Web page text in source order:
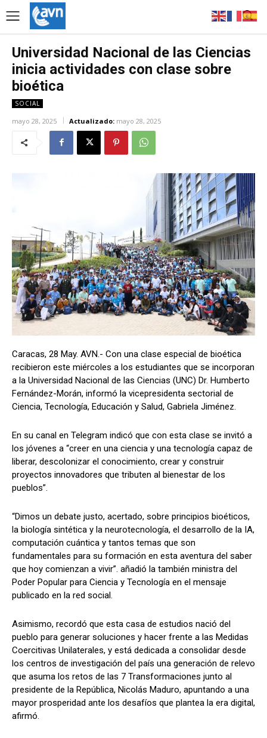
Universidad Nacional de las Ciencias
inicia actividades con clase sobre
bioética
SOCIAL
mayo 28, 2025 Actualizado: mayo 28, 2025
Caracas, 28 May. AVN.- Con una clase especial de bioética
recibieron este miércoles a los estudiantes que se incorporan
a la Universidad Nacional de las Ciencias (UNC) Dr. Humberto
Fernández-Morán, informó la vicepresidenta sectorial de
Ciencia, Tecnología, Educación y Salud, Gabriela Jiménez.
En su canal en Telegram indicó que con esta clase se invitó a
los jóvenes a “creer en una ciencia y una tecnología capaz de
liberar, descolonizar el conocimiento, crear y construir
proyectos innovadores que tributen al bienestar de los
pueblos”.
“Dimos un debate justo, acertado, sobre principios bioéticos,
la biología sintética y la neurotecnología, el desarrollo de la IA,
computación cuántica y tantos temas que son
fundamentales para su formación en esta aventura del saber
que hoy comienzan a vivir”. añadió la también ministra del
Poder Popular para Ciencia y Tecnología en el mensaje
publicado en la red social.
Asimismo, recordó que esta casa de estudios nació del
pueblo para generar soluciones y hacer frente a las Medidas
Coercitivas Unilaterales, y está dedicada a consolidar desde
los centros de investigación del país una generación de relevo
que asuma los retos de las 7 Transformaciones junto al
presidente de la República, Nicolás Maduro, apuntando a una
mayor prosperidad ante los desafíos que plantea la era digital,
afirmó.